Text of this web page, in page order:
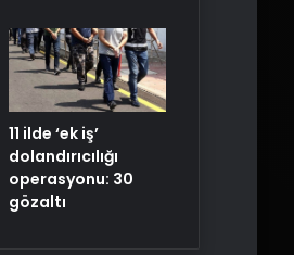
11 ilde ‘ek iş’
dolandırıcılığı
operasyonu: 30
gözaltı